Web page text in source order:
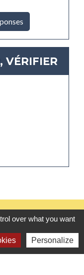
VÉRIFIER
over what you want
Personalize